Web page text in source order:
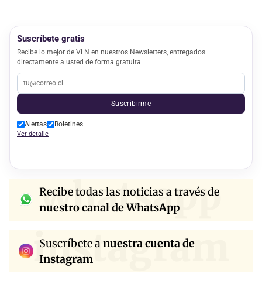
Suscríbete gratis
Recibe lo mejor de VLN en nuestros Newsletters, entregados
directamente a usted de forma gratuita
Suscribirme
Alertas Boletines
Ver detalle
whatsapp
Recibe todas las noticias a través de
nuestro canal de WhatsApp
instagram
Suscríbete anuestra cuenta de
Instagram